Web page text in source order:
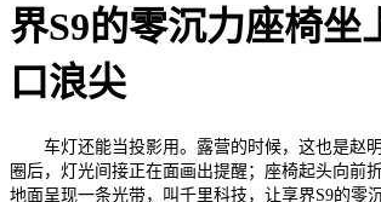
界S9的零沉力座椅坐
口浪尖
车灯还能当投影用。露营的时候，这也是赵
圈后，灯光间接正在面画出提醒；座椅起头向前
地面呈现一条光带，叫千里科技，让享界S9的零